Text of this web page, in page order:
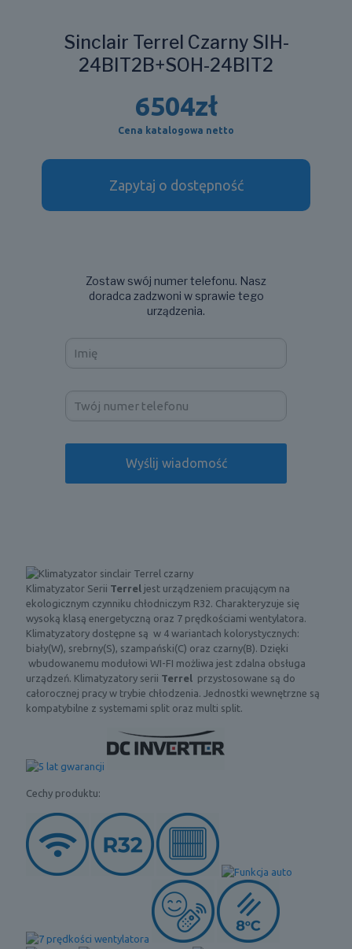
Sinclair Terrel Czarny SIH-
24BIT2B+SOH-24BIT2
6504zł
Cena katalogowa netto
Zapytaj o dostępność
Zostaw swój numer telefonu. Nasz
doradca zadzwoni w sprawie tego
urządzenia.
Klimatyzator Serii Terrel jest urządzeniem pracującym na
ekologicznym czynniku chłodniczym R32. Charakteryzuje się
wysoką klasą energetyczną oraz 7 prędkościami wentylatora.
Klimatyzatory dostępne są w 4 wariantach kolorystycznych:
biały(W), srebrny(S), szampański(C) oraz czarny(B). Dzięki
wbudowanemu modułowi WI-FI możliwa jest zdalna obsługa
urządzeń. Klimatyzatory serii Terrel przystosowane są do
całorocznej pracy w trybie chłodzenia. Jednostki wewnętrzne są
kompatybilne z systemami split oraz multi split.
Cechy produktu: